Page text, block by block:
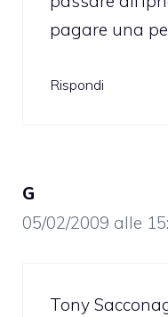
pagare una
Rispondi
G
05/02/2009 alle
Tony